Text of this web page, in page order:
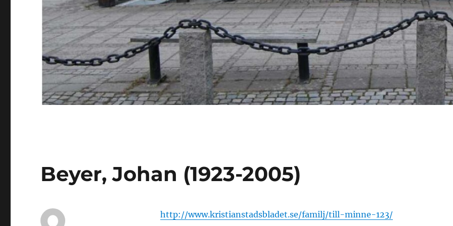
Beyer, Johan (1923-2005)
http://www.kristianstadsbladet.se/familj/till-minne-123/